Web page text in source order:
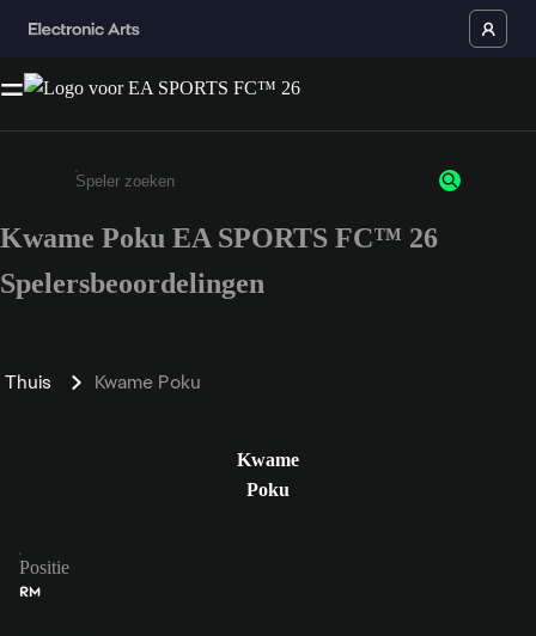
Enter a minimum of 3 characters or numbers
Kwame Poku EA SPORTS FC™ 26
Spelersbeoordelingen
Thuis Kwame Poku
Kwame
Poku
Positie
RM